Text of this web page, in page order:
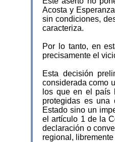
Acosta y
sin condiciones,
caracteriza.
Por lo tanto, en
precisamente el
Esta decisión
considerada como
los que en el país
protegidas es una
Estado sino un
el artículo 1 de la
declaración o
regional,